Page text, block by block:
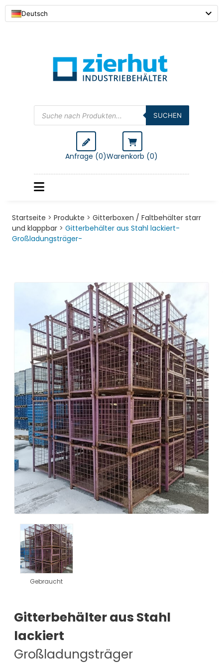
Deutsch
Products
search SUCHEN
Anfrage (0)Warenkorb (0)
Startseite > Produkte > Gitterboxen / Faltbehälter starr
und klappbar > Gitterbehälter aus Stahl lackiert-
Großladungsträger-
Gebraucht
Gitterbehälter aus Stahl
lackiert
Großladungsträger